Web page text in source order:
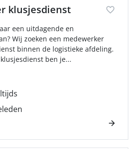
klusjesdienst
een uitdagende en
Wij zoeken een medewerker
binnen de logistieke afdeling.
ben je...